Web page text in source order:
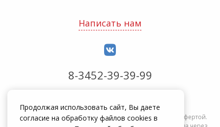
Написать нам
8-3452-39-39-99
Информация на сайте zakrepi.ru не является публичной офертой.
Продолжая использовать сайт, Вы даете
согласие на обработку файлов cookies в